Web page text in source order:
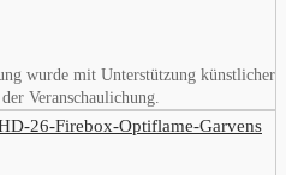
wurde mit Unterstützung künstlicher
Veranschaulichung.